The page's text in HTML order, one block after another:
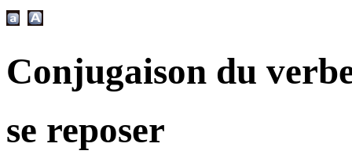
Conjugaison du
se reposer